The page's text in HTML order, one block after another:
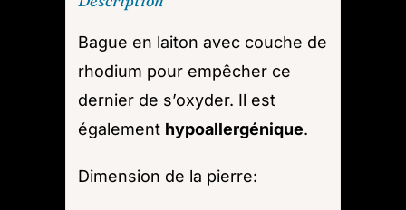
Bague en laiton avec couche de
rhodium pour empêcher ce
dernier de s’oxyder. Il est
également hypoallergénique.
Dimension de la pierre: